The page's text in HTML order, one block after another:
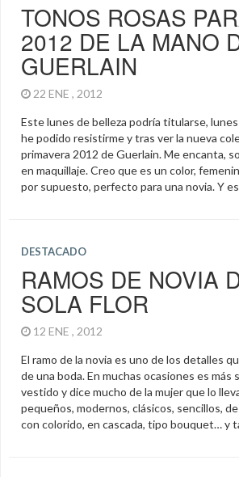
TONOS ROSAS
2012 DE LA MANO
GUERLAIN
22 ENE , 2012
Este lunes de belleza podría titularse,
he podido resistirme y tras ver la nueva
primavera 2012 de Guerlain. Me encanta,
en maquillaje. Creo que es un color,
por supuesto, perfecto para una novia. Y
DESTACADO
RAMOS DE NOVIA
SOLA FLOR
12 ENE , 2012
El ramo de la novia es uno de los detalles
de una boda. En muchas ocasiones es más
vestido y dice mucho de la mujer que lo
pequeños, modernos, clásicos, sencillos,
con colorido, en cascada, tipo bouquet… y